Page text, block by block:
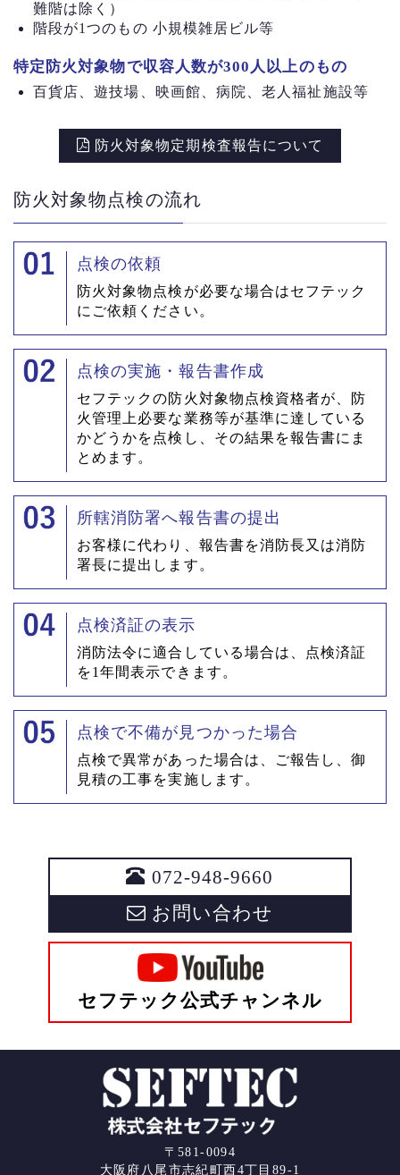
難階は除く）
階段が1つのもの 小規模雑居ビル等
特定防火対象物で収容人数が300人以上のもの
百貨店、遊技場、映画館、病院、老人福祉施設等
防火対象物定期検査報告について
防火対象物点検の流れ
点検の依頼
防火対象物点検が必要な場合はセフテック
にご依頼ください。
点検の実施・報告書作成
セフテックの防火対象物点検資格者が、防
火管理上必要な業務等が基準に達している
かどうかを点検し、その結果を報告書にま
とめます。
所轄消防署へ報告書の提出
お客様に代わり、報告書を消防長又は消防
署長に提出します。
点検済証の表示
消防法令に適合している場合は、点検済証
を1年間表示できます。
点検で不備が見つかった場合
点検で異常があった場合は、ご報告し、御
見積の工事を実施します。
072-948-9660
お問い合わせ
セフテック公式チャンネル
〒581-0094
大阪府八尾市志紀町西4丁目89-1